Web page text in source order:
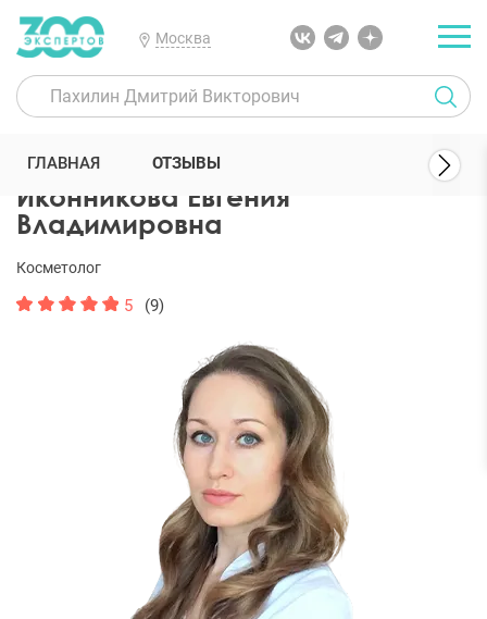
Москва
300 Экспертов Косметологи Иконникова Евгения
Иконникова Евгения
Владимировна
Косметолог
5 (9)
ГЛАВНАЯ ОТЗЫВЫ